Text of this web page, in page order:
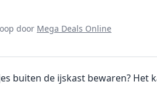
door Mega Deals Online
buiten de ijskast bewaren? Het